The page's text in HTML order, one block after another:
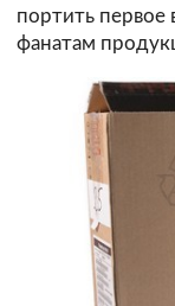
портить первое
фанатам